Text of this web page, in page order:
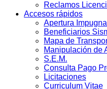
Reclamos
Accesos rápidos
Apertura
Beneficiarios
Mapa de
Manipulación de
S.E.M.
Consulta Pago
Licitaciones
Curriculum Vitae